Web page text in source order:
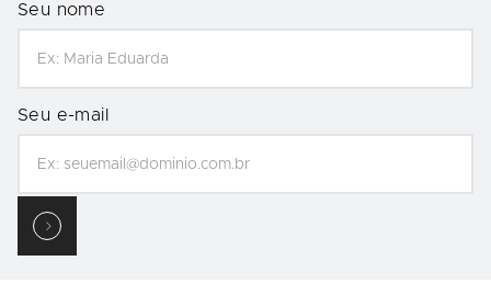
Seu nome
Seu e-mail